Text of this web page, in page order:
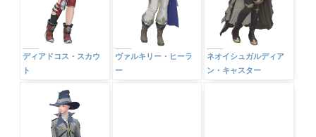
ディアドコス・スカウ
ト
ヴァルキリー・ヒーラ
ー
ネオイシュガルディア
ン・キャスター